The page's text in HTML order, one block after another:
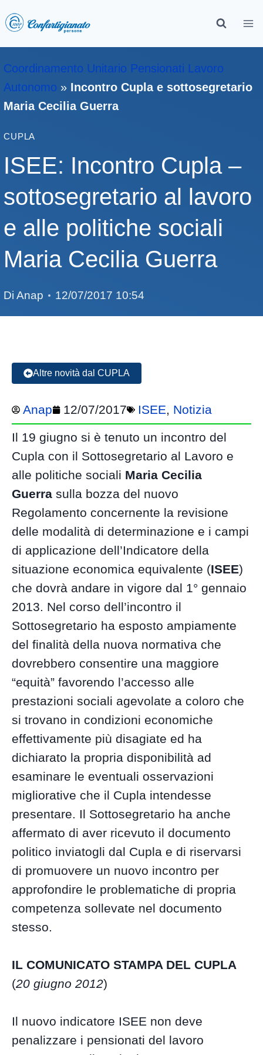
Coordinamento Unitario Pensionati Lavoro
Autonomo » Incontro Cupla e sottosegretario
Maria Cecilia Guerra
CUPLA
ISEE: Incontro Cupla –
sottosegretario al lavoro
e alle politiche sociali
Maria Cecilia Guerra
Di Anap 12/07/2017 10:54
Altre novità dal CUPLA
Anap 12/07/2017 ISEE, Notizia
Il 19 giugno si è tenuto un incontro del
Cupla con il Sottosegretario al Lavoro e
alle politiche sociali Maria Cecilia
Guerra sulla bozza del nuovo
Regolamento concernente la revisione
delle modalità di determinazione e i campi
di applicazione dell’Indicatore della
situazione economica equivalente (ISEE)
che dovrà andare in vigore dal 1° gennaio
2013. Nel corso dell’incontro il
Sottosegretario ha esposto ampiamente
del finalità della nuova normativa che
dovrebbero consentire una maggiore
“equità” favorendo l’accesso alle
prestazioni sociali agevolate a coloro che
si trovano in condizioni economiche
effettivamente più disagiate ed ha
dichiarato la propria disponibilità ad
esaminare le eventuali osservazioni
migliorative che il Cupla intendesse
presentare. Il Sottosegretario ha anche
affermato di aver ricevuto il documento
politico inviatogli dal Cupla e di riservarsi
di promuovere un nuovo incontro per
approfondire le problematiche di propria
competenza sollevate nel documento
stesso.
IL COMUNICATO STAMPA DEL CUPLA
(20 giugno 2012)
Il nuovo indicatore ISEE non deve
penalizzare i pensionati del lavoro